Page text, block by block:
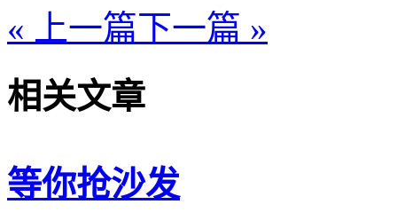
« 上一篇下一篇 »
相关文章
等你抢沙发